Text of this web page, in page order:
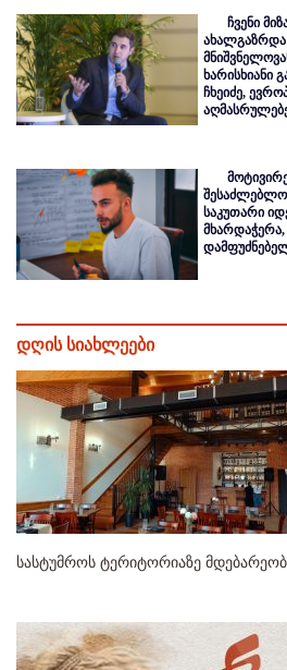
ჩვენი
ახალგაზრდა
ხარისხიანი
ჩხეიძე,
საკუთარი
მხარდაჭერა,
დღის სიახლეები
სასტუმროს ტერიტორიაზე